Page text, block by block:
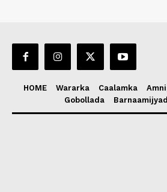
HOME Wararka Caalamka
Gobollada